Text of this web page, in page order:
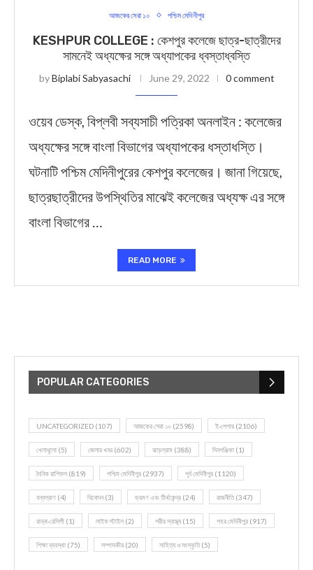
আজকের সেরা ১০ পশ্চিম মেদিনীপুর
KESHPUR COLLEGE : কেশপুর কলেজে ছাত্র-ছাত্রীদের
সামনেই অধ্যক্ষের সঙ্গে অধ্যাপকের ধ্বস্তাধ্বস্তি
byBiplabi Sabyasachi June 29, 2022 0 comment
ওয়েব ডেস্ক, বিপ্লবী সব্যসাচী পত্রিকা অনলাইন : কলেজের
অধ্যক্ষের সঙ্গে বাংলা বিভাগের অধ্যাপকের ধস্তাধস্তি।
ঘটনাটি পশ্চিম মেদিনীপুরের কেশপুর কলেজের। জানা গিয়েছে,
ছাত্রছাত্রীদের উপস্থিতির মাঝেই কলেজের অধ্যক্ষ এর সঙ্গে
বাংলা বিভাগের …
READ MORE
POPULAR CATEGORIES
UNCATEGORIZED (107) আজকের সেরা ১০ (2598) ই-পেপার (2106)
খেলাধূলো (5) জেলার খবর (602) ঝাড়গ্রাম (388) দিনপঞ্জিকা (1)
দৈনিক রাশিফল (819) পশ্চিম মেদিনীপুর (2937) পূর্ব মেদিনীপুর (1120)
বন্যপ্রাণ (4) বিনোদন(3) ভ্রমণ এবং তীর্থকেন্দ্র (24) রাজনীতি(347)
রান্না-রেসিপী (1) লাইফ স্টাইল (2) শরীর স্বাস্থ্য (15) শহর মেদিনীপুর (917)
শিক্ষা ব্যবস্থা (75) সম্পাদকীয় (20) সাহিত্য ও সংস্কৃতি(5)